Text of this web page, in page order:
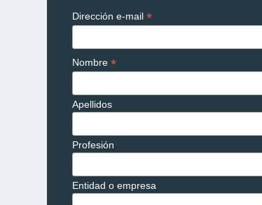
Dirección e-mail*
Nombre*
Apellidos
Profesión
Entidad o empresa